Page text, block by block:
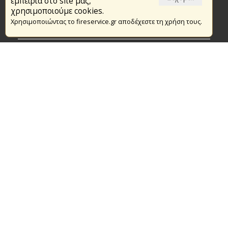
χρησιμοποιούμε cookies.
Χρησιμοποιώντας το fireservice.gr αποδέχεστε τη χρήση τους.
Το Πυροσβεστικό Σώμα